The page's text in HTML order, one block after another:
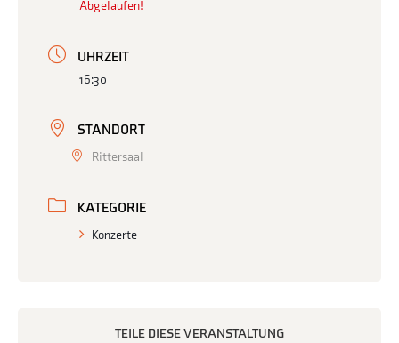
Abgelaufen!
UHRZEIT
16:30
STANDORT
Rittersaal
KATEGORIE
Konzerte
TEILE DIESE VERANSTALTUNG